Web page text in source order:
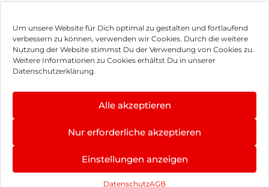
Um unsere Website für Dich optimal zu gestalten und fortlaufend
verbessern zu können, verwenden wir Cookies. Durch die weitere
Nutzung der Website stimmst Du der Verwendung von Cookies zu.
Weitere Informationen zu Cookies erhältst Du in unserer
Datenschutzerklärung.
Alle akzeptieren
Nur erforderliche akzeptieren
Einstellungen anzeigen
DatenschutzAGB
Impressum
Hinweis zur Batterieentsorgung
Newsletter